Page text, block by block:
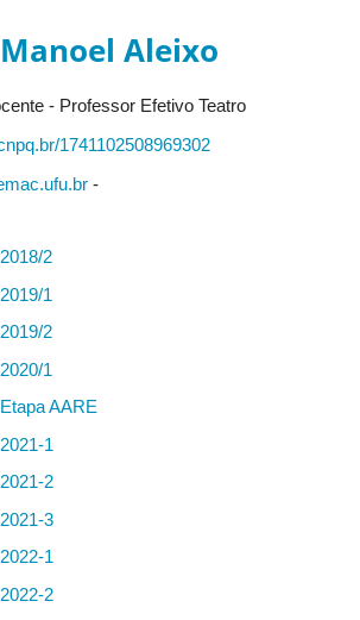
Aleixo
- Professor Efetivo Teatro
1741102508969302
-
2
1
2
1
AARE
1
2
3
1
2